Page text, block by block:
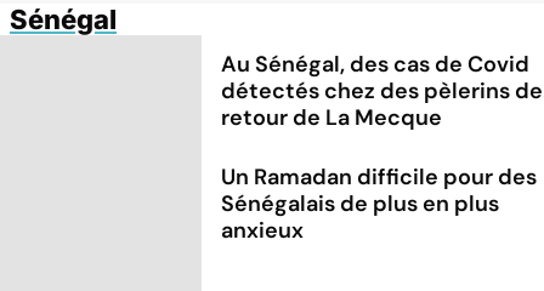
Sénégal
Au Sénégal, des cas de Covid
détectés chez des pèlerins de
retour de La Mecque
Un Ramadan difficile pour des
Sénégalais de plus en plus
anxieux